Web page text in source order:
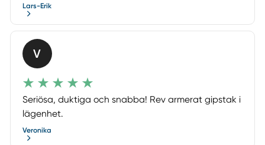
Lars-Erik
V
Seriösa, duktiga och snabba! Rev armerat gipstak i
lägenhet.
Veronika